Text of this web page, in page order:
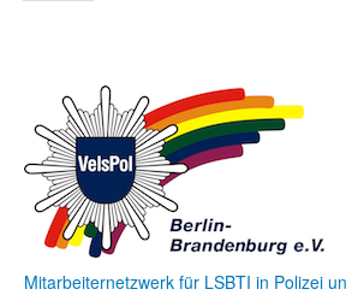
Mitarbeiternetzwerk für LSBTI in Polizei